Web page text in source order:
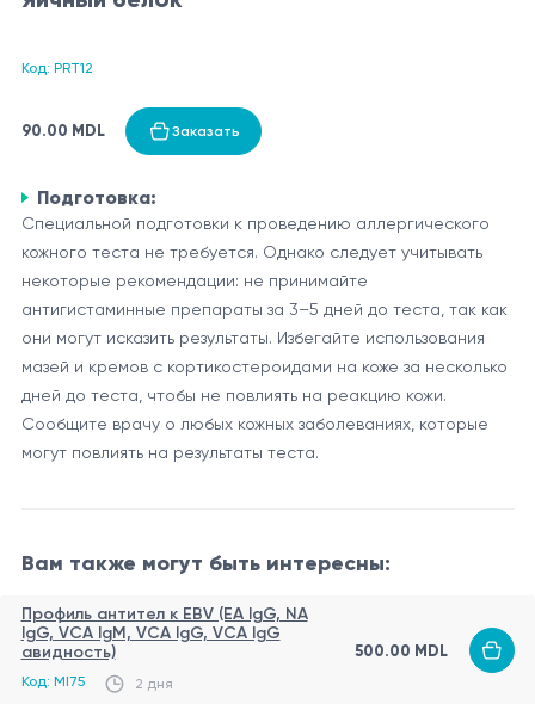
Код: PRT12
90.00 MDL Заказать
Подготовка:
Специальной подготовки к проведению аллергического
кожного теста не требуется. Однако следует учитывать
некоторые рекомендации: не принимайте
антигистаминные препараты за 3–5 дней до теста, так как
они могут исказить результаты. Избегайте использования
мазей и кремов с кортикостероидами на коже за несколько
дней до теста, чтобы не повлиять на реакцию кожи.
Сообщите врачу о любых кожных заболеваниях, которые
могут повлиять на результаты теста.
Вам также могут быть интересны:
Профиль антител к EBV (EA IgG, NA
IgG, VCA IgM, VCA IgG, VCA IgG
авидность)
Код: MI75 2 дня
500.00 MDL